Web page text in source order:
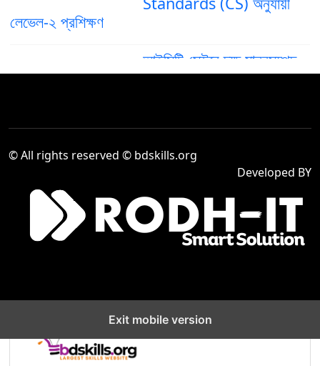
লেভেল-২ প্রশিক্ষণ
আইসিটি সেক্টরে দক্ষ মানবসম্পদ
গড়ে তুলতে ‘গ্রাফিক ডিজাইন’
৪
দক্ষ মানবসম্পদ তৈরিতে আইসিটি
সেক্টরে “Computer
প্রশিক্ষণের গুরুত্ব বৃদ্ধি
Venue Cashier,
Ltd.
নির্মাণ খাতে দক্ষ জনবল তৈরিতে
© All rights reserved © bdskills.org
Developed BY
Exit mobile version